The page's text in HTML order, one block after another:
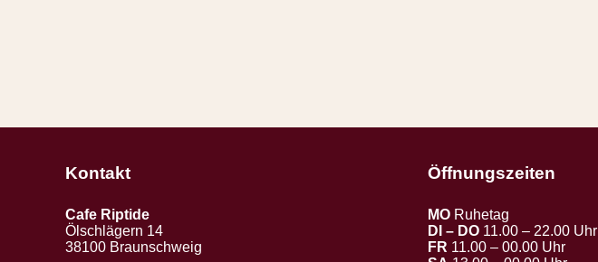
Kontakt
Cafe Riptide
Ölschlägern 14
38100 Braunschweig
Öffnungszeiten
MO Ruhetag
DI – DO 11.00 – 22.00 Uhr
FR 11.00 – 00.00 Uhr